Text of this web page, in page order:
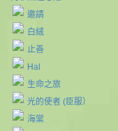
邀請
白絨
止善
Hal
生命之旅
光的使者 (臣服）
海棠